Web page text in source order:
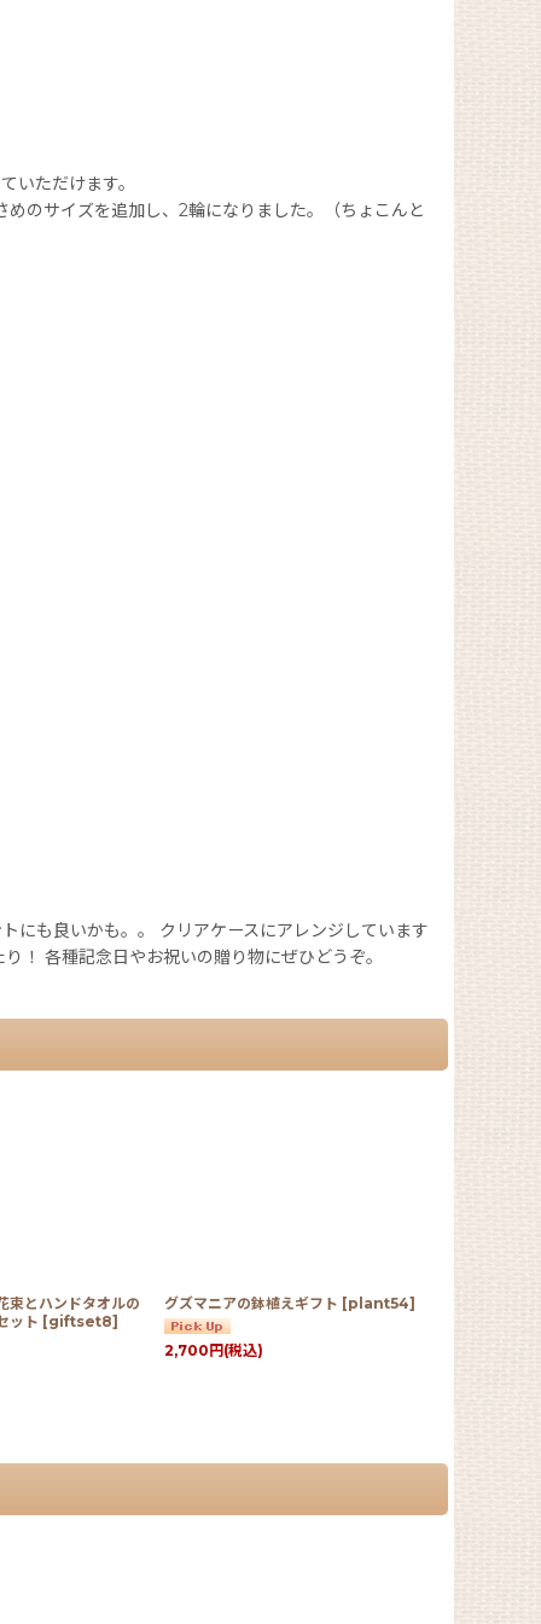
いただけます。
のサイズを追加し、2輪になりました。（ちょこんと
にも良いかも。。 クリアケースにアレンジしています
！ 各種記念日やお祝いの贈り物にぜひどうぞ。
束とハンドタオルの
ット [giftset8]
グズマニアの鉢植えギフト [plant54]
2,700 円 (税込)